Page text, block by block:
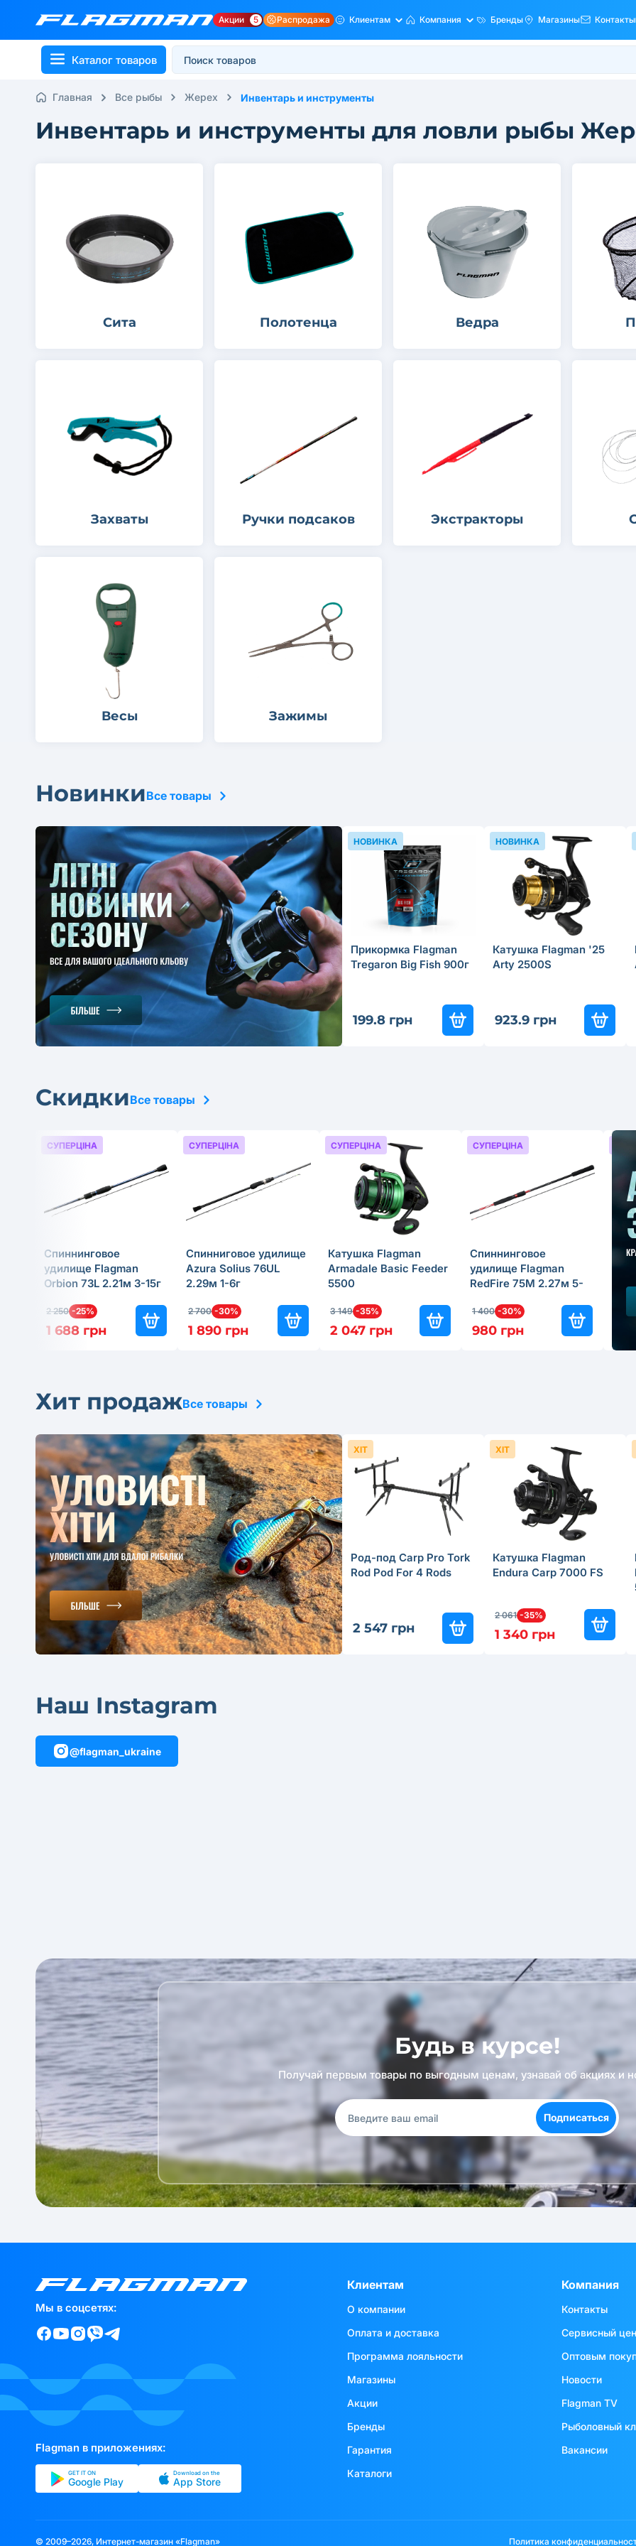
Акции 5 Распродажа Клиентам Компания Бренды Магазины Контакты
Каталог товаров
Главная Все рыбы Жерех Инвентарь и инструменты
Инвентарь и инструменты для ловли рыбы
Сита Полотенца Ведра
Захваты Ручки подсаков Экстракторы
Весы Зажимы
НовинкиВсе товары
Прикормка Flagman
Tregaron Big Fish 900г
199.8 грн
НОВИНКА
Катушка Flagman '25
Arty 2500S
923.9 грн
НОВИНКА
СкидкиВсе товары
Pro
Спиннинговое
удилище Flagman
RedFire 75M 2.27м 5-
1 400 -30%
980 грн
СУПЕРЦІНА
Катушка Flagman
Armadale Basic Feeder
5500
3 149 -35%
2 047 грн
СУПЕРЦІНА
Спинниговое удилище
Azura Solius 76UL
2.29м 1-6г
2 700 -30%
1 890 грн
СУПЕРЦІНА
Спиннинговое
удилище Flagman
Orbion 73L 2.21м 3-15г
2 250 -25%
1 688 грн
СУПЕРЦІНА
Хит продажВсе товары
Род-под Carp Pro Tork
Rod Pod For 4 Rods
2 547 грн
ХІТ
Катушка Flagman
Endura Carp 7000 FS
2 061 -35%
1 340 грн
ХІТ
Наш Instagram
@flagman_ukraine
Будь в курсе!
Получай первым товары по выгодным ценам, узнавай об акциях и
Подписаться
Мы в соцсетях:
Flagman в приложениях:
GET IT ON
Google Play
Download on the
App Store
Клиентам
О компании
Оплата и доставка
Программа лояльности
Магазины
Акции
Бренды
Гарантия
Каталоги
Компания
Контакты
Сервисный
Оптовым
Новости
Flagman TV
Рыболовный
Вакансии
© 2009–2026, Интернет-магазин «Flagman» Политика